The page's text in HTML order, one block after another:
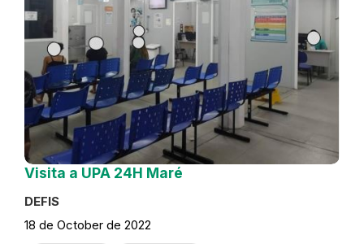
Visita a UPA 24H Maré
DEFIS
18 de October de 2022